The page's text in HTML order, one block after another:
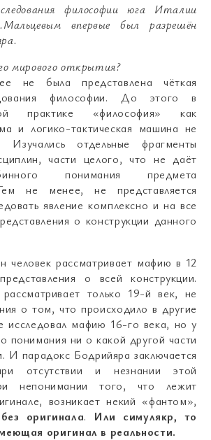
философии юга Италии
впервые был разрешён
мирового открытия?
не была представлена чёткая
философии. До этого в
практике «философия» как
и логико-тактическая машина не
Изучались отдельные фрагменты
части целого, что не даёт
понимания предмета
не менее, не представляется
явление комплексно и на все
о конструкции данного
человек рассматривает мафию в 12
о всей конструкции.
только 19-й век, не
о том, что происходило в другие
исследовал мафию 16-го века, но у
понимания ни о какой другой части
И парадокс Бодрийяра заключается
отсутствии и незнании этой
непонимании того, что лежит
возникает некий «фантом»,
оригинала. Или симулякр, то
оригинал в реальности.